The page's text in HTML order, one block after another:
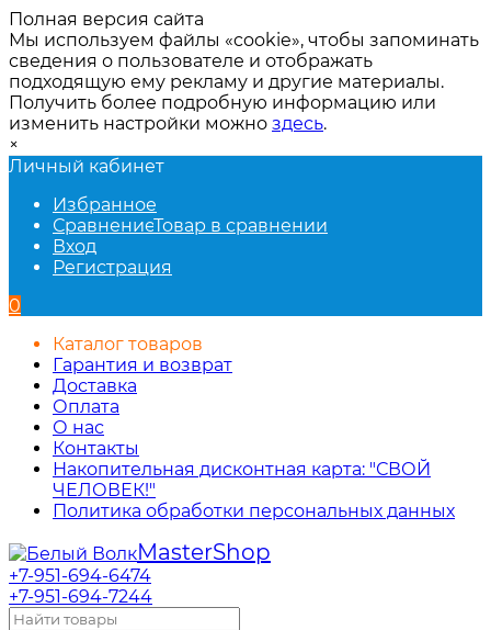
Полная версия сайта
Мы используем файлы «cookie», чтобы запоминать
сведения о пользователе и отображать
подходящую ему рекламу и другие материалы.
Получить более подробную информацию или
изменить настройки можно здесь.
×
Личный кабинет
Избранное
СравнениеТовар в сравнении
Вход
Регистрация
0
Каталог товаров
Гарантия и возврат
Доставка
Оплата
О нас
Контакты
Накопительная дисконтная карта: "СВОЙ
ЧЕЛОВЕК!"
Политика обработки персональных данных
MasterShop
+7-951-694-6474
+7-951-694-7244